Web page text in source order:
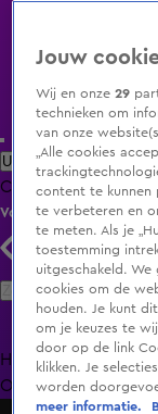
Uitzending Gemist
ClipsFilmsRadio
Volg KIJK
Zoeken
HomeUitzending
Oranjezomer
Jouw
Wij en onze29
technieken om
van onze
„Alle cookies
content te kunnen
te verbeteren en
te meten. Als je
toestemming
uitgeschakeld. We
cookies om de
houden. Je kunt
om je keuzes te
door op de link
klikken. Je
worden
meer informatie.